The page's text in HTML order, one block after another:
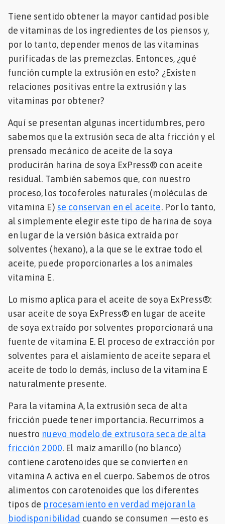
Tiene sentido obtener la mayor cantidad posible
de vitaminas de los ingredientes de los piensos y,
por lo tanto, depender menos de las vitaminas
purificadas de las premezclas. Entonces, ¿qué
función cumple la extrusión en esto? ¿Existen
relaciones positivas entre la extrusión y las
vitaminas por obtener?
Aquí se presentan algunas incertidumbres, pero
sabemos que la extrusión seca de alta fricción y el
prensado mecánico de aceite de la soya
producirán harina de soya ExPress® con aceite
residual. También sabemos que, con nuestro
proceso, los tocoferoles naturales (moléculas de
vitamina E) se conservan en el aceite. Por lo tanto,
al simplemente elegir este tipo de harina de soya
en lugar de la versión básica extraída por
solventes (hexano), a la que se le extrae todo el
aceite, puede proporcionarles a los animales
vitamina E.
Lo mismo aplica para el aceite de soya ExPress®:
usar aceite de soya ExPress® en lugar de aceite
de soya extraído por solventes proporcionará una
fuente de vitamina E. El proceso de extracción por
solventes para el aislamiento de aceite separa el
aceite de todo lo demás, incluso de la vitamina E
naturalmente presente.
Para la vitamina A, la extrusión seca de alta
fricción puede tener importancia. Recurrimos a
nuestro nuevo modelo de extrusora seca de alta
fricción 2000. El maíz amarillo (no blanco)
contiene carotenoides que se convierten en
vitamina A activa en el cuerpo. Sabemos de otros
alimentos con carotenoides que los diferentes
tipos de procesamiento en verdad mejoran la
biodisponibilidad cuando se consumen —esto es